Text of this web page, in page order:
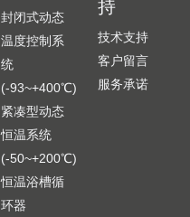
封闭式动态
温度控制系
统
(-93~+400℃)
紧凑型动态
恒温系统
(-50~+200℃)
恒温浴槽循
环器
持
技术支持
客户留言
服务承诺